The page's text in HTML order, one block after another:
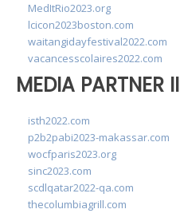
MedItRio2023.org
lcicon2023boston.com
waitangidayfestival2022.com
vacancesscolaires2022.com
MEDIA PARTNER II
isth2022.com
p2b2pabi2023-makassar.com
wocfparis2023.org
sinc2023.com
scdlqatar2022-qa.com
thecolumbiagrill.com